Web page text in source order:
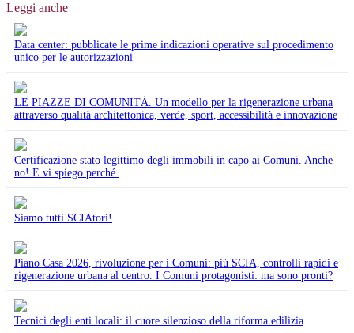
Leggi anche
Data center: pubblicate le prime indicazioni operative sul procedimento
unico per le autorizzazioni
LE PIAZZE DI COMUNITÀ. Un modello per la rigenerazione urbana
attraverso qualità architettonica, verde, sport, accessibilità e innovazione
Certificazione stato legittimo degli immobili in capo ai Comuni. Anche
no! E vi spiego perché.
Siamo tutti SCIAtori!
Piano Casa 2026, rivoluzione per i Comuni: più SCIA, controlli rapidi e
rigenerazione urbana al centro. I Comuni protagonisti: ma sono pronti?
Tecnici degli enti locali: il cuore silenzioso della riforma edilizia